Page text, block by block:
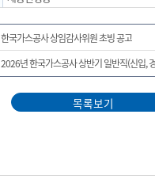
한국가스공사 상임감사위원 초빙 공고
2026년 한국가스공사 상반기 일반직(신입,
목록보기